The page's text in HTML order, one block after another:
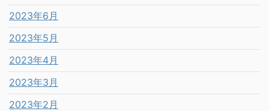
2023年6月
2023年5月
2023年4月
2023年3月
2023年2月